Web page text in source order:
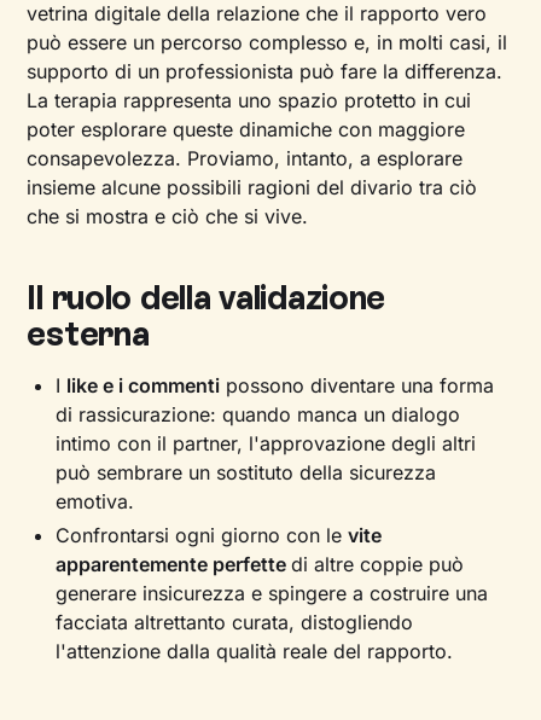
vetrina digitale della relazione che il rapporto vero
può essere un percorso complesso e, in molti casi, il
supporto di un professionista può fare la differenza.
La terapia rappresenta uno spazio protetto in cui
poter esplorare queste dinamiche con maggiore
consapevolezza. Proviamo, intanto, a esplorare
insieme alcune possibili ragioni del divario tra ciò
che si mostra e ciò che si vive.
Il ruolo della validazione
esterna
I like e i commenti possono diventare una forma
di rassicurazione: quando manca un dialogo
intimo con il partner, l'approvazione degli altri
può sembrare un sostituto della sicurezza
emotiva.
Confrontarsi ogni giorno con levite
apparentemente perfettedi altre coppie può
generare insicurezza e spingere a costruire una
facciata altrettanto curata, distogliendo
l'attenzione dalla qualità reale del rapporto.